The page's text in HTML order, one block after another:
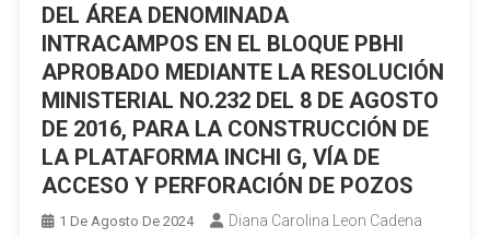
POR
LAS
CONCESIONES
MINERAS
TRES
CERRILLOS
CÓDIGO
Y
DEL ÁREA DENOMINADA
INTRACAMPOS EN EL BLOQUE PBHI
APROBADO MEDIANTE LA RESOLUCIÓN
MINISTERIAL NO.232 DEL 8 DE AGOSTO
DE 2016, PARA LA CONSTRUCCIÓN DE
LA PLATAFORMA INCHI G, VÍA DE
ACCESO Y PERFORACIÓN DE POZOS
1 De Agosto De 2024 Diana Carolina Leon Cadena